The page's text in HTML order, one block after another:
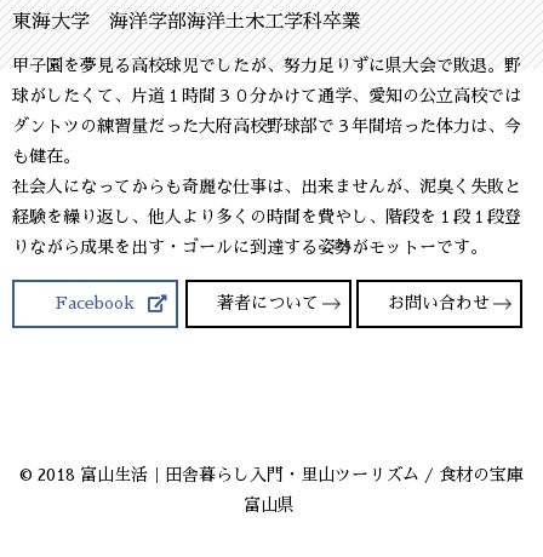
東海大学 海洋学部海洋土木工学科卒業
甲子園を夢見る高校球児でしたが、努力足りずに県大会で敗退。野
球がしたくて、片道１時間３０分かけて通学、愛知の公立高校では
ダントツの練習量だった大府高校野球部で３年間培った体力は、今
も健在。
社会人になってからも奇麗な仕事は、出来ませんが、泥臭く失敗と
経験を繰り返し、他人より多くの時間を費やし、階段を１段１段登
りながら成果を出す・ゴールに到達する姿勢がモットーです。
Facebook 著者について お問い合わせ
© 2018 富山生活｜田舎暮らし入門・里山ツーリズム / 食材の宝庫
富山県